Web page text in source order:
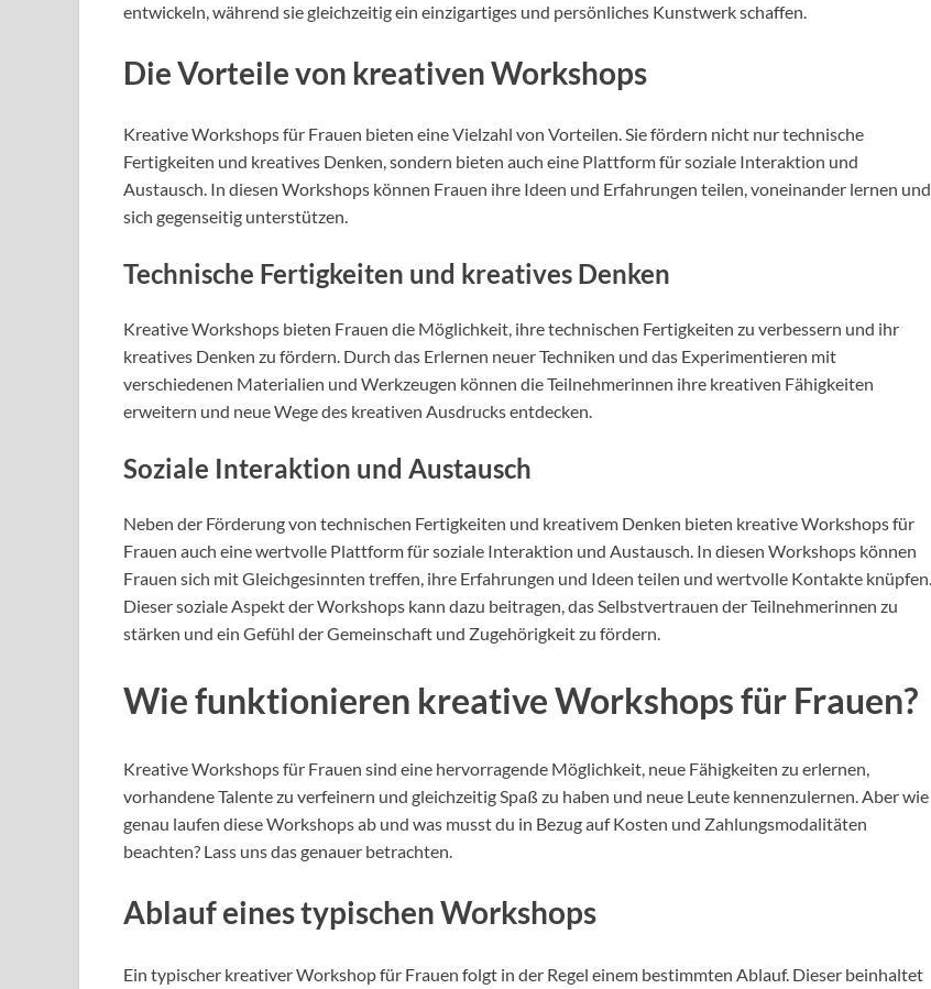
entwickeln, während sie gleichzeitig ein einzigartiges und persönliches Kunstwerk schaffen.
Die Vorteile von kreativen Workshops
Kreative Workshops für Frauen bieten eine Vielzahl von Vorteilen. Sie fördern nicht nur technische
Fertigkeiten und kreatives Denken, sondern bieten auch eine Plattform für soziale Interaktion und
Austausch. In diesen Workshops können Frauen ihre Ideen und Erfahrungen teilen, voneinander lernen und
sich gegenseitig unterstützen.
Technische Fertigkeiten und kreatives Denken
Kreative Workshops bieten Frauen die Möglichkeit, ihre technischen Fertigkeiten zu verbessern und ihr
kreatives Denken zu fördern. Durch das Erlernen neuer Techniken und das Experimentieren mit
verschiedenen Materialien und Werkzeugen können die Teilnehmerinnen ihre kreativen Fähigkeiten
erweitern und neue Wege des kreativen Ausdrucks entdecken.
Soziale Interaktion und Austausch
Neben der Förderung von technischen Fertigkeiten und kreativem Denken bieten kreative Workshops für
Frauen auch eine wertvolle Plattform für soziale Interaktion und Austausch. In diesen Workshops können
Frauen sich mit Gleichgesinnten treffen, ihre Erfahrungen und Ideen teilen und wertvolle Kontakte knüpfen.
Dieser soziale Aspekt der Workshops kann dazu beitragen, das Selbstvertrauen der Teilnehmerinnen zu
stärken und ein Gefühl der Gemeinschaft und Zugehörigkeit zu fördern.
Wie funktionieren kreative Workshops für Frauen?
Kreative Workshops für Frauen sind eine hervorragende Möglichkeit, neue Fähigkeiten zu erlernen,
vorhandene Talente zu verfeinern und gleichzeitig Spaß zu haben und neue Leute kennenzulernen. Aber wie
genau laufen diese Workshops ab und was musst du in Bezug auf Kosten und Zahlungsmodalitäten
beachten? Lass uns das genauer betrachten.
Ablauf eines typischen Workshops
Ein typischer kreativer Workshop für Frauen folgt in der Regel einem bestimmten Ablauf. Dieser beinhaltet